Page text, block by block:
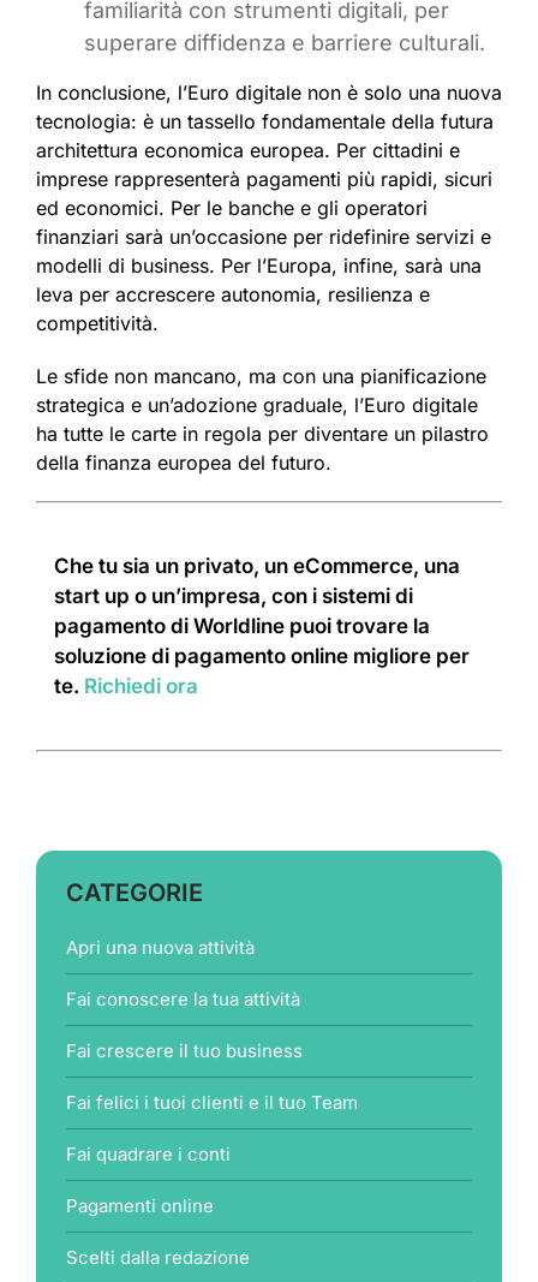
familiarità con strumenti digitali, per
superare diffidenza e barriere culturali.
In conclusione, l’Euro digitale non è solo una nuova
tecnologia: è un tassello fondamentale della futura
architettura economica europea. Per cittadini e
imprese rappresenterà pagamenti più rapidi, sicuri
ed economici. Per le banche e gli operatori
finanziari sarà un’occasione per ridefinire servizi e
modelli di business. Per l’Europa, infine, sarà una
leva per accrescere autonomia, resilienza e
competitività.
Le sfide non mancano, ma con una pianificazione
strategica e un’adozione graduale, l’Euro digitale
ha tutte le carte in regola per diventare un pilastro
della finanza europea del futuro.
Che tu sia un privato, un eCommerce, una
start up o un’impresa, con i sistemi di
pagamento di Worldline puoi trovare la
soluzione di pagamento online migliore per
te. Richiedi ora
CATEGORIE
Apri una nuova attività
Fai conoscere la tua attività
Fai crescere il tuo business
Fai felici i tuoi clienti e il tuo Team
Fai quadrare i conti
Pagamenti online
Scelti dalla redazione